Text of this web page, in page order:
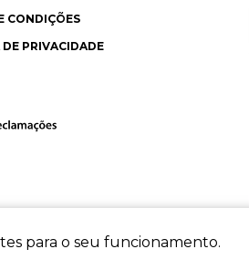
para o seu funcionamento.
CONDIÇÕES
PRIVACIDADE